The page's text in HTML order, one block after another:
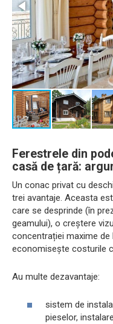
Ferestrele din
casă de țară:
Un conac privat cu
trei avantaje. Aceasta
care se desprinde (în
geamului), o creștere
concentrației maxime
economisește costurile
Au multe dezavantaje:
sistem de
pieselor,